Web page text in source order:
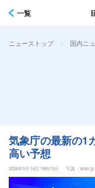
一覧
ニューストップ > 国内ニ
気象庁の最新の1
高い予想
2026年5月14日 18時15分 写真：tenki.jp